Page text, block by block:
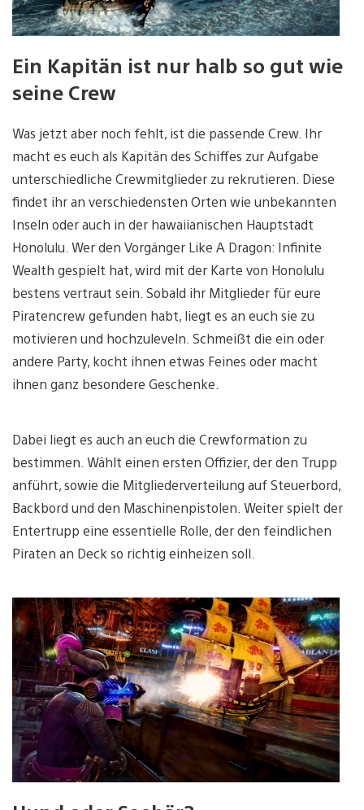
Ein Kapitän ist nur halb so gut wie
seine Crew
Was jetzt aber noch fehlt, ist die passende Crew. Ihr
macht es euch als Kapitän des Schiffes zur Aufgabe
unterschiedliche Crewmitglieder zu rekrutieren. Diese
findet ihr an verschiedensten Orten wie unbekannten
Inseln oder auch in der hawaiianischen Hauptstadt
Honolulu. Wer den Vorgänger Like A Dragon: Infinite
Wealth gespielt hat, wird mit der Karte von Honolulu
bestens vertraut sein. Sobald ihr Mitglieder für eure
Piratencrew gefunden habt, liegt es an euch sie zu
motivieren und hochzuleveln. Schmeißt die ein oder
andere Party, kocht ihnen etwas Feines oder macht
ihnen ganz besondere Geschenke.
Dabei liegt es auch an euch die Crewformation zu
bestimmen. Wählt einen ersten Offizier, der den Trupp
anführt, sowie die Mitgliederverteilung auf Steuerbord,
Backbord und den Maschinenpistolen. Weiter spielt der
Entertrupp eine essentielle Rolle, der den feindlichen
Piraten an Deck so richtig einheizen soll.